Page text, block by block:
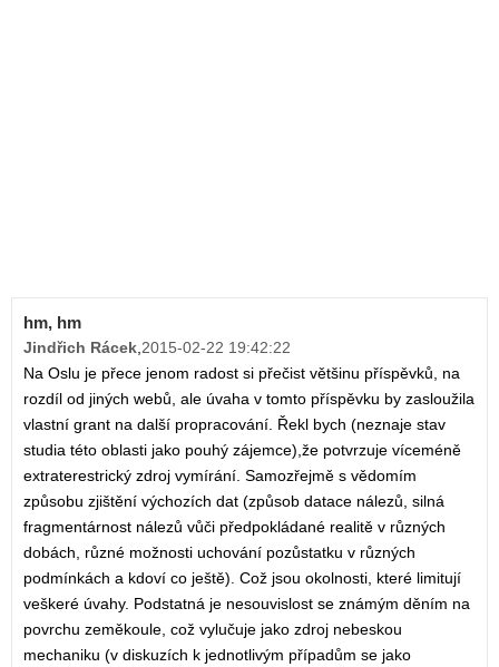
hm, hm
Jindřich Rácek 2015-02-22 19:42:22
Na Oslu je přece jenom radost si přečist většinu příspěvků, na
rozdíl od jiných webů, ale úvaha v tomto příspěvku by zasloužila
vlastní grant na další propracování. Řekl bych (neznaje stav
studia této oblasti jako pouhý zájemce),že potvrzuje víceméně
extraterestrický zdroj vymírání. Samozřejmě s vědomím
způsobu zjištění výchozích dat (způsob datace nálezů, silná
fragmentárnost nálezů vůči předpokládané realitě v různých
dobách, různé možnosti uchování pozůstatku v různých
podmínkách a kdoví co ještě). Což jsou okolnosti, které limitují
veškeré úvahy. Podstatná je nesouvislost se známým děním na
povrchu zeměkoule, což vylučuje jako zdroj nebeskou
mechaniku (v diskuzích k jednotlivým případům se jako